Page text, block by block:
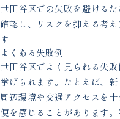
世田谷区での失敗を避ける
確認し、リスクを抑える考
す。
よくある失敗例
世田谷区でよく見られる失
挙げられます。たとえば、
周辺環境や交通アクセスを
便を感じることがあります